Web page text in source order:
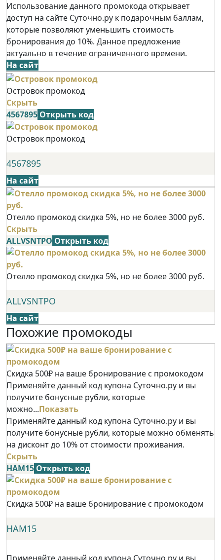
Использование данного промокода открывает
доступ на сайте Суточно.ру к подарочным баллам,
которые позволяют уменьшить стоимость
бронирования до 10%. Данное предложение
актуально в течение ограниченного времени.
На сайт
Островок промокод
Скрыть
4567895 Открыть код
Островок промокод
4567895
На сайт
Отелло промокод скидка 5%, но не более 3000 руб.
Скрыть
ALLVSNTPO Открыть код
Отелло промокод скидка 5%, но не более 3000 руб.
ALLVSNTPO
На сайт
Похожие промокоды
Скидка 500₽ на ваше бронирование с промокодом
Применяйте данный код купона Суточно.ру и вы
получите бонусные рубли, которые
можно...Показать
Применяйте данный код купона Суточно.ру и вы
получите бонусные рубли, которые можно обменять
на дисконт до 10% от стоимости проживания.
Скрыть
НАМ15 Открыть код
Скидка 500₽ на ваше бронирование с промокодом
НАМ15